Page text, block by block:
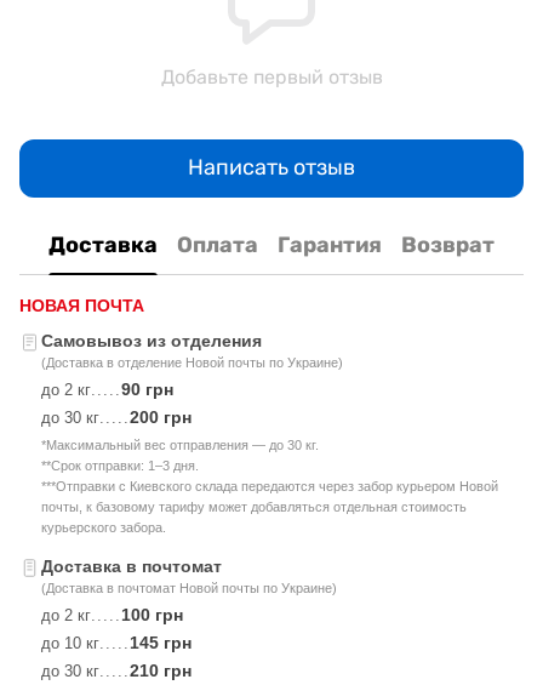
Добавьте первый отзыв
Написать отзыв
Доставка Оплата Гарантия Возврат
НОВАЯ ПОЧТА
Самовывоз из отделения
(Доставка в отделение Новой почты по Украине)
до 2 кг 90 грн
до 30 кг 200 грн
*Максимальный вес отправления — до 30 кг.
**Срок отправки: 1–3 дня.
***Отправки с Киевского склада передаются через забор курьером Новой
почты, к базовому тарифу может добавляться отдельная стоимость
курьерского забора.
Доставка в почтомат
(Доставка в почтомат Новой почты по Украине)
до 2 кг 100 грн
до 10 кг 145 грн
до 30 кг 210 грн